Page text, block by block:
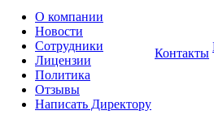
О компании
Новости
Сотрудники
Лицензии
Политика
Отзывы
Написать Директору
Контакты